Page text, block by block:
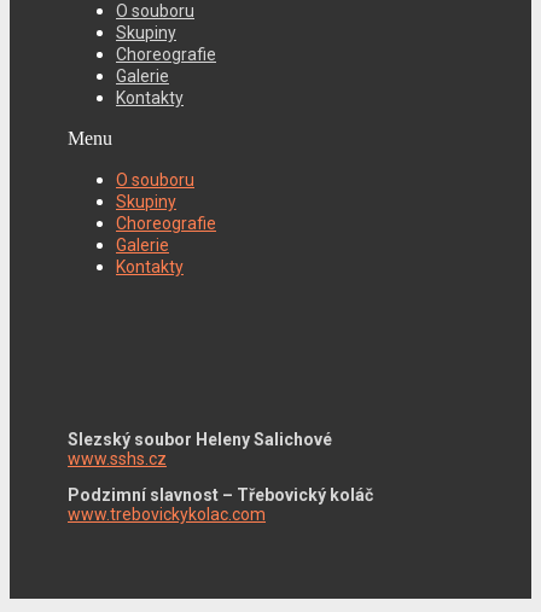
O souboru
Skupiny
Choreografie
Galerie
Kontakty
Menu
O souboru
Skupiny
Choreografie
Galerie
Kontakty
Slezský soubor Heleny Salichové
www.sshs.cz
Podzimní slavnost – Třebovický koláč
www.trebovickykolac.com